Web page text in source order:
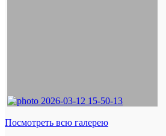
Посмотреть всю галерею